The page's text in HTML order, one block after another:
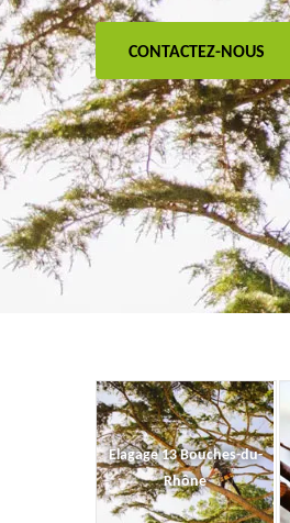
CONTACTEZ-NOUS
Elagage 13 Bouches-du-
Rhône